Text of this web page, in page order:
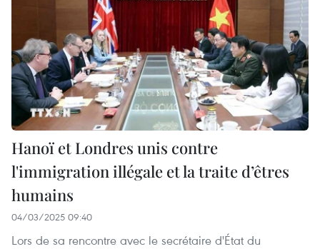
Hanoï et Londres unis contre
l'immigration illégale et la traite d’êtres
humains
04/03/2025 09:40
Lors de sa rencontre avec le secrétaire d'État du